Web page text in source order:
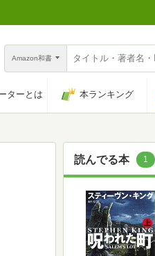
Amazon和書
ターとは 本ランキング
読んでる本 1